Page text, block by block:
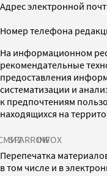
Адрес электронной
Номер телефона
На информационном
рекомендательные
предоставления
систематизации и
к предпочтениям
находящихся на
SPARROWINFOX
Перепечатка
в том числе и в